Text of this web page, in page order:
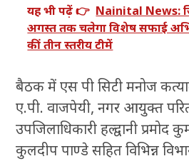
यह भी पढ़ें 👉 Nainital News:
अगस्त तक चलेगा विशेष सफाई
कीं तीन स्तरीय टीमें
बैठक में एस पी सिटी मनोज
ए.पी. वाजपेयी, नगर आयुक्त
उपजिलाधिकारी हल्द्वानी प्रमोद
कुलदीप पाण्डे सहित विभिन्न